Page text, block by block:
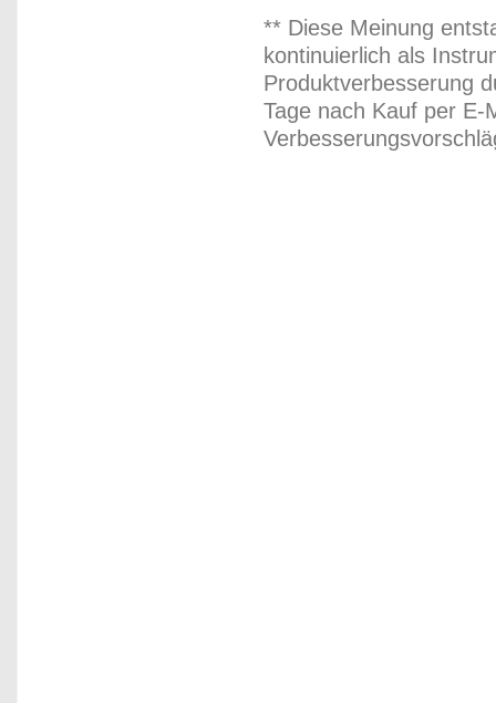
** Diese Meinung
kontinuierlich als
Produktverbesserung
Tage nach Kauf per E-